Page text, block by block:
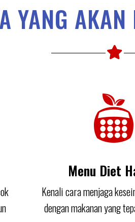
YANG
Menu Diet
Kenali cara menjaga
dengan makanan yang